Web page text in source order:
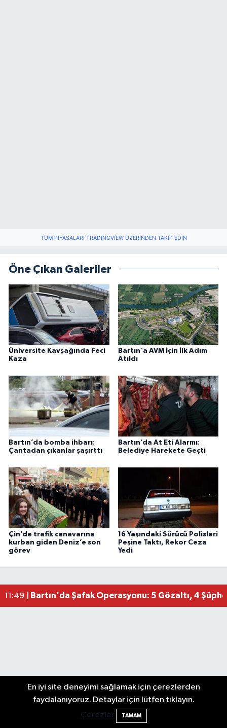
TÜM PIYASALARI TRADINGVIEW ÜZERINDEN TAKIP EDIN
Öne Çıkan Galeriler
Üniversite Kavşağında Feci
Kaza
Bartın'a AVM İçin İlk Adım
Atıldı
Bartın’da bomba ihbarı:
Çantadan çıkanlar şaşırttı
Bartın’da At Eti Alarmı:
Belediye Harekete Geçti
Çin’de trafik canavarına
kurban giden Deniz’e son
görev
16 Yaşındaki Sürücü Polisleri
Peşine Taktı, Rekor Ceza
Yedi
11:49 | Bartın'da Şafak Operasyonu: 5 Gözaltı, 4
En iyi site deneyimi sağlamak için çerezlerden
faydalanıyoruz. Detaylar için lütfen tıklayın.
Çerezler
TAMAM